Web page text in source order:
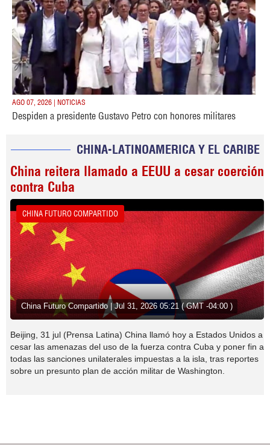
AGO 07, 2026 | NOTICIAS
Despiden a presidente Gustavo Petro con honores militares
CHINA-LATINOAMERICA Y EL CARIBE
China reitera llamado a EEUU a cesar coerción
contra Cuba
CHINA FUTURO COMPARTIDO
China Futuro Compartido | Jul 31, 2026 05:21 ( GMT -04:00 )
Beijing, 31 jul (Prensa Latina) China llamó hoy a Estados Unidos a
cesar las amenazas del uso de la fuerza contra Cuba y poner fin a
todas las sanciones unilaterales impuestas a la isla, tras reportes
sobre un presunto plan de acción militar de Washington.